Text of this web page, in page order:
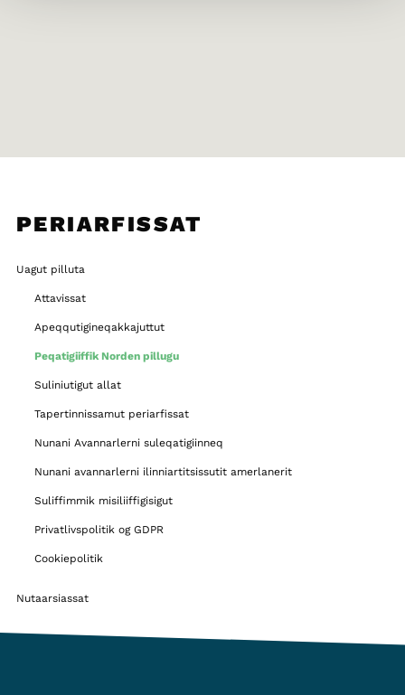
PERIARFISSAT
Uagut pilluta
Attavissat
Apeqqutigineqakkajuttut
Peqatigiiffik Norden pillugu
Suliniutigut allat
Tapertinnissamut periarfissat
Nunani Avannarlerni suleqatigiinneq
Nunani avannarlerni ilinniartitsissutit amerlanerit
Suliffimmik misiliiffigisigut
Privatlivspolitik og GDPR
Cookiepolitik
Nutaarsiassat